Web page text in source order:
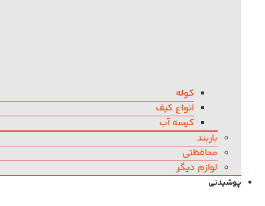
کوله
انواع کیف
کیسه آب
باربند
محافظتی
لوازم دیگر
پوشیدنی